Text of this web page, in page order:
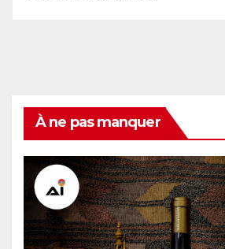
À ne pas manquer